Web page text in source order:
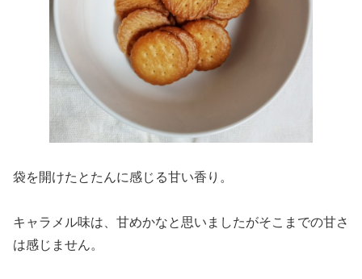
袋を開けたとたんに感じる甘い香り。
キャラメル味は、甘めかなと思いましたがそこまでの甘さ
は感じません。